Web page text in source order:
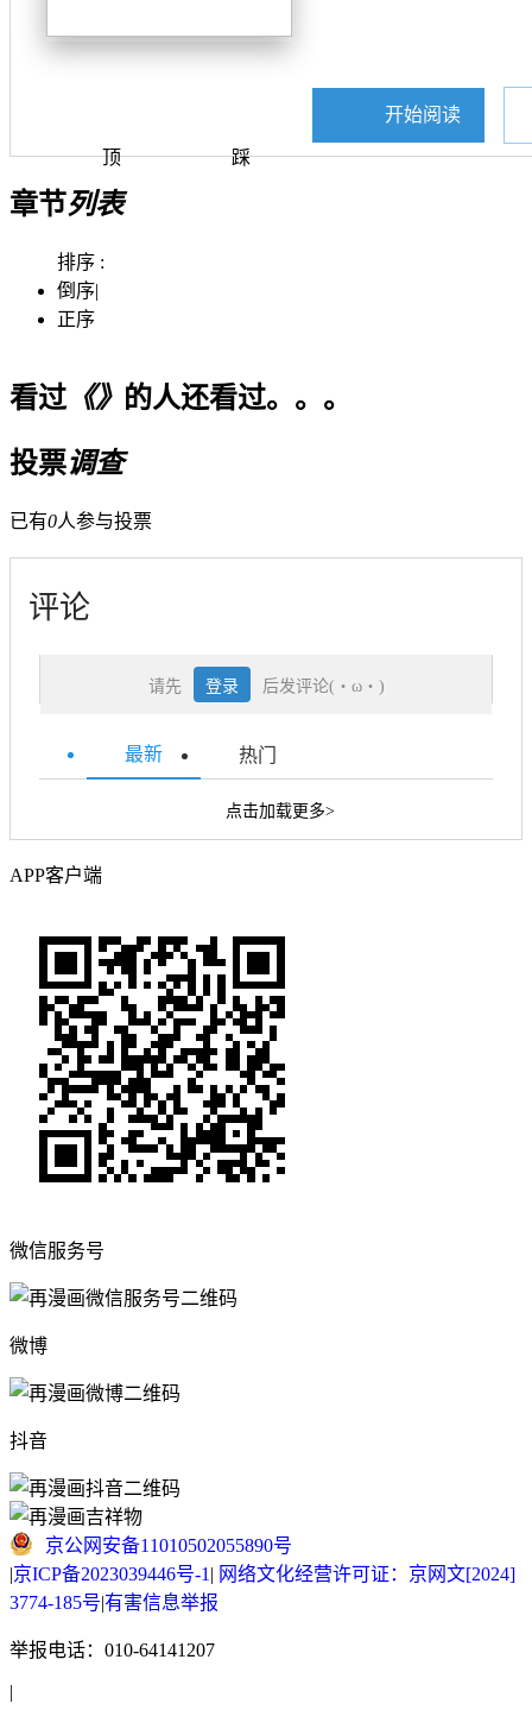
顶 踩
开始阅读
章节列表
排序 :
倒序|
正序
看过《》 的人还看过。。。
投票调查
已有0人参与投票
评论
请先 登录 后发评论(・ω・)
最新 热门
点击加载更多>
APP客户端
微信服务号
微博
抖音
京公网安备11010502055890号
|京ICP备2023039446号-1 | 网络文化经营许可证：京网文[2024]
3774-185号|有害信息举报
举报电话：010-64141207
|